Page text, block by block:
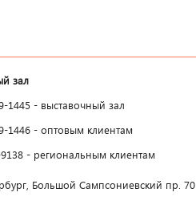
зал
1445 - выставочный зал
1446 - оптовым клиентам
- региональным клиентам
Большой Сампсониевский пр. 70